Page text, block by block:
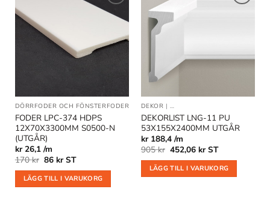
önskelistan
DÖRRFODER OCH FÖNSTERFODER OUTLET
FODER LPC-374 HDPS
12X70X3300MM S0500-N
(UTGÅR)
kr 26,1 /m
170kr Det
priset
var:
170 kr.
86 krDet
priset
är:
86 kr.
ST
LÄGG TILL I VARUKORG
DEKOR | DEKORLIST OCH VÄGGLISTER
DEKORLIST LNG-11 PU
53X155X2400MM UTGÅR
kr 188,4 /m
905kr Det
ursprungliga
priset
var:
905 kr.
452,06 krDet
priset
är:
452,06 kr.
ST
LÄGG TILL I VARUKORG